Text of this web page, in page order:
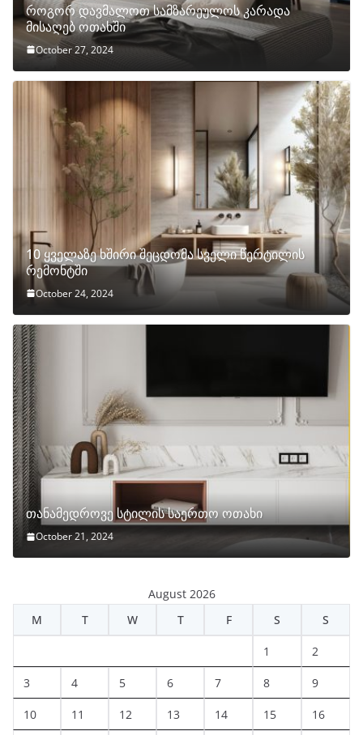
როგორ დავმალოთ სამზარეულოს კარადა
მისაღებ ოთახში
October 27, 2024
10 ყველაზე ხშირი შეცდომა სველი წერტილის
რემონტში
October 24, 2024
თანამედროვე სტილის საერთო ოთახი
October 21, 2024
August 2026
M
T W T F S S
1 2
3 4 5 6 7 8 9
10 11 12 13 14 15 16